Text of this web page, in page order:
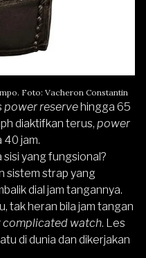
Foto: Vacheron Constantin
power reservehingga 65
diaktifkan terus, power
jam.
sisi yang fungsional?
sistem strap yang
dial jam tangannya.
tak heran bila jam tangan
complicated watch. Les
di dunia dan dikerjakan